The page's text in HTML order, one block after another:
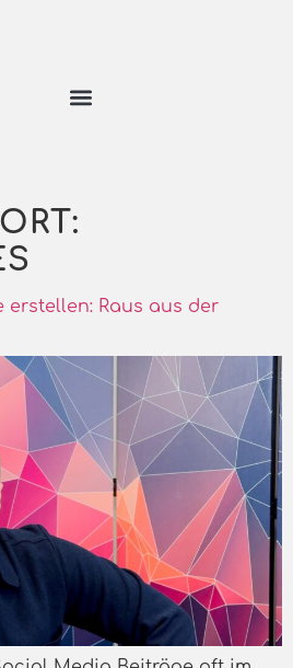
Raus aus der